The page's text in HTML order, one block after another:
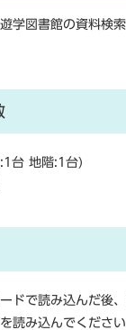
学図書館の資料検
台 地階:1台)
ドで読み込んだ後
読み込んでください